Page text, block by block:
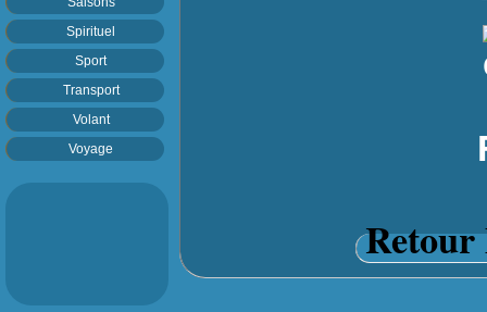
Spirituel
Sport
Transport
Volant
Voyage
Retour